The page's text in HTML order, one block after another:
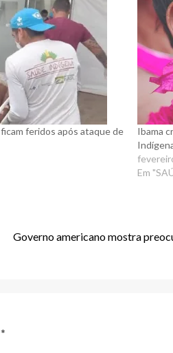
feridos após ataque de
Ibama
Em
Governo americano mostra
*